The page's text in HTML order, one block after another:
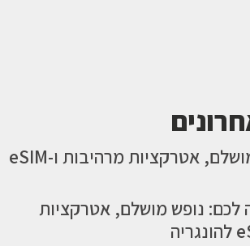
גטבורג: נופש מושלם, אטרקציות מרהיבות ו-eSIM
לכם: נופש מושלם, אטרקציות